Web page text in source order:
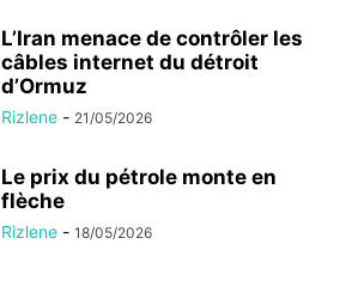
L’Iran menace de contrôler les
câbles internet du détroit
d’Ormuz
Rizlene - 21/05/2026
Le prix du pétrole monte en
flèche
Rizlene - 18/05/2026